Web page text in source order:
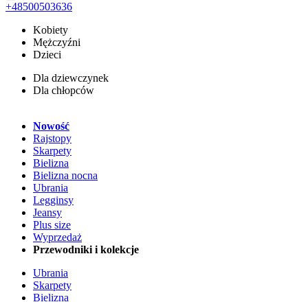
+48500503636
Kobiety
Mężczyźni
Dzieci
Dla dziewczynek
Dla chłopców
Nowość
Rajstopy
Skarpety
Bielizna
Bielizna nocna
Ubrania
Legginsy
Jeansy
Plus size
Wyprzedaż
Przewodniki i kolekcje
Ubrania
Skarpety
Bielizna